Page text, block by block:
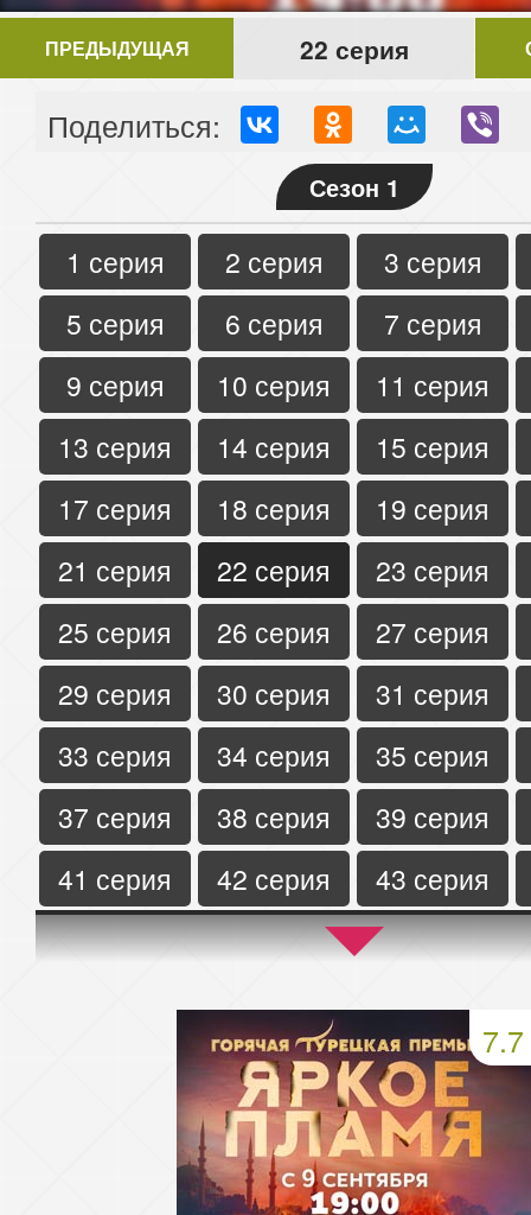
ПРЕДЫДУЩАЯ 22 серия
Поделиться:
Сезон 1
1 серия 2 серия
3 серия
5 серия
6 серия
7 серия
9 серия
10 серия
11 серия
13 серия
14 серия
15 серия
17 серия
18 серия
19 серия
21 серия
22 серия
23 серия
25 серия
26 серия
27 серия
29 серия
30 серия
31 серия
33 серия
34 серия
35 серия
37 серия
38 серия
39 серия
41 серия
42 серия
43 серия
45 серия
46 серия
47 серия
50 серия
51 серия
54 серия
55 серия
58 серия
59 серия
62 серия
63 серия
7.7